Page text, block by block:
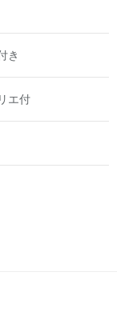
き
エ付